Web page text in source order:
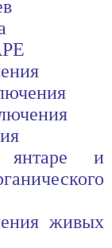
и
живых